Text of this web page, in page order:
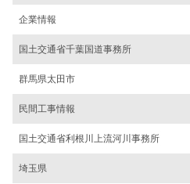
企業情報
国土交通省千葉国道事務所
群馬県太田市
民間工事情報
国土交通省利根川上流河川事務所
埼玉県